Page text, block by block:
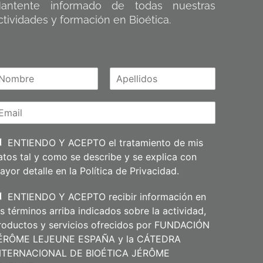
informado de todas nuestras
y formación en Bioética.
p
l
i
o
s
ENTIENDO Y ACEPTO el tratamiento de mis
tal y como se describe y se explica con
detalle en la Política de Privacidad.
ENTIENDO Y ACEPTO recibir información en
términos arriba indicados sobre la actividad,
y servicios ofrecidos por FUNDACIÓN
LEJEUNE ESPAÑA y la CÁTEDRA
DE BIOÉTICA JÉRÔME